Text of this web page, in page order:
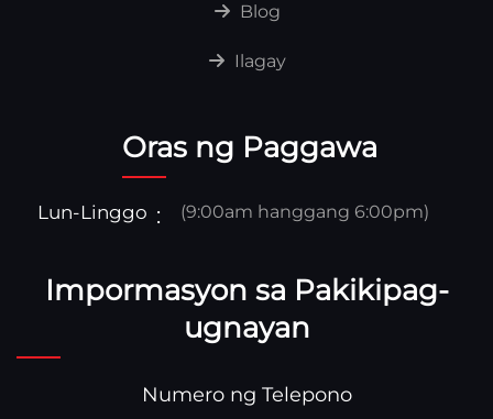
Blog
Ilagay
Oras ng Paggawa
Lun-Linggo (9:00am hanggang 6:00pm)
Impormasyon sa Pakikipag-
ugnayan
Numero ng Telepono